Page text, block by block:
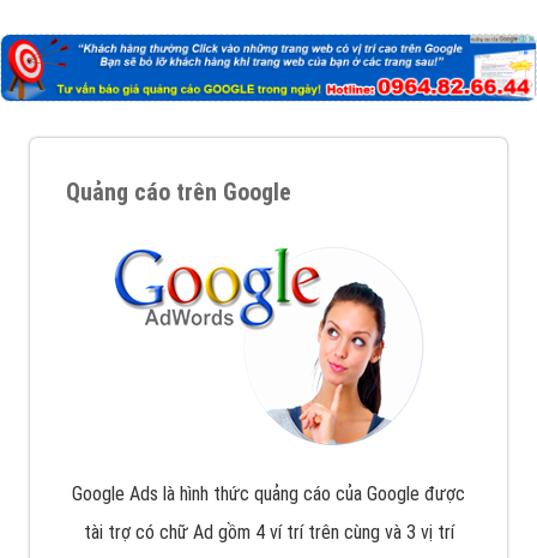
Quảng cáo trên Google
Google Ads là hình thức quảng cáo của Google được
tài trợ có chữ Ad gồm 4 ví trí trên cùng và 3 vị trí